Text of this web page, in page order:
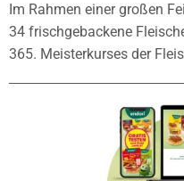
Im Rahmen einer großen
34 frischgebackene
365. Meisterkurses der